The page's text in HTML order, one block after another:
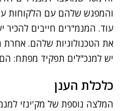
והמפגש שלהם עם הלקוחות
עוד. המנמ"רים חייבים להכיר
את הטכנולוגיות שלהם. אחרת
יש למנכ"לים תפקיד מפתח:
כלכלת הענן
המלצה נוספת של מק'ינזי